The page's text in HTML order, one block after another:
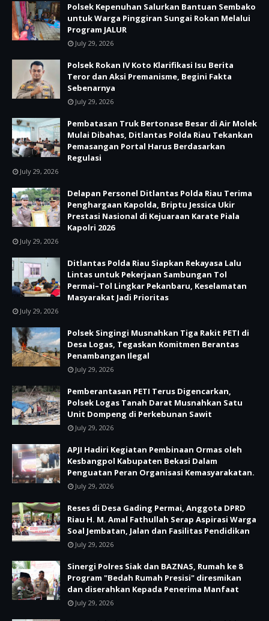
Polsek Kepenuhan Salurkan Bantuan Sembako
untuk Warga Pinggiran Sungai Rokan Melalui
Program JALUR
July 29, 2026
Polsek Rokan IV Koto Klarifikasi Isu Berita
Teror dan Aksi Premanisme, Begini Fakta
Sebenarnya
July 29, 2026
Pembatasan Truk Bertonase Besar di Air Molek
Mulai Dibahas, Ditlantas Polda Riau Tekankan
Pemasangan Portal Harus Berdasarkan
Regulasi
July 29, 2026
Delapan Personel Ditlantas Polda Riau Terima
Penghargaan Kapolda, Briptu Jessica Ukir
Prestasi Nasional di Kejuaraan Karate Piala
Kapolri 2026
July 29, 2026
Ditlantas Polda Riau Siapkan Rekayasa Lalu
Lintas untuk Pekerjaan Sambungan Tol
Permai–Tol Lingkar Pekanbaru, Keselamatan
Masyarakat Jadi Prioritas
July 29, 2026
Polsek Singingi Musnahkan Tiga Rakit PETI di
Desa Logas, Tegaskan Komitmen Berantas
Penambangan Ilegal
July 29, 2026
Pemberantasan PETI Terus Digencarkan,
Polsek Logas Tanah Darat Musnahkan Satu
Unit Dompeng di Perkebunan Sawit
July 29, 2026
APJI Hadiri Kegiatan Pembinaan Ormas oleh
Kesbangpol Kabupaten Bekasi Dalam
Penguatan Peran Organisasi Kemasyarakatan.
July 29, 2026
Reses di Desa Gading Permai, Anggota DPRD
Riau H. M. Amal Fathullah Serap Aspirasi Warga
Soal Jembatan, Jalan dan Fasilitas Pendidikan
July 29, 2026
Sinergi Polres Siak dan BAZNAS, Rumah ke 8
Program "Bedah Rumah Presisi" diresmikan
dan diserahkan Kepada Penerima Manfaat
July 29, 2026